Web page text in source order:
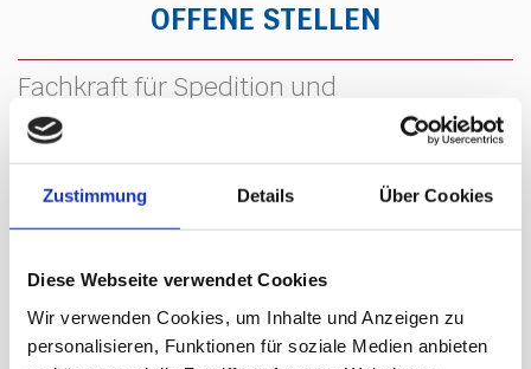
Zustimmung Details Über Cookies
Diese Webseite verwendet Cookies
Wir verwenden Cookies, um Inhalte und Anzeigen zu
personalisieren, Funktionen für soziale Medien anbieten
OFFENE STELLEN
Fachkraft für Spedition und
Logistikdienstleistungen(m/w/d) /
Disponent Nationaler Fernverkehr
Mitarbeiter für leichte Lagertätigkeiten 2-
Schicht-Betrieb (m/w/d)
Fachkraft für Lagerlogistik(Schichtführer)
2-Schicht-Betrieb (m/w/d)